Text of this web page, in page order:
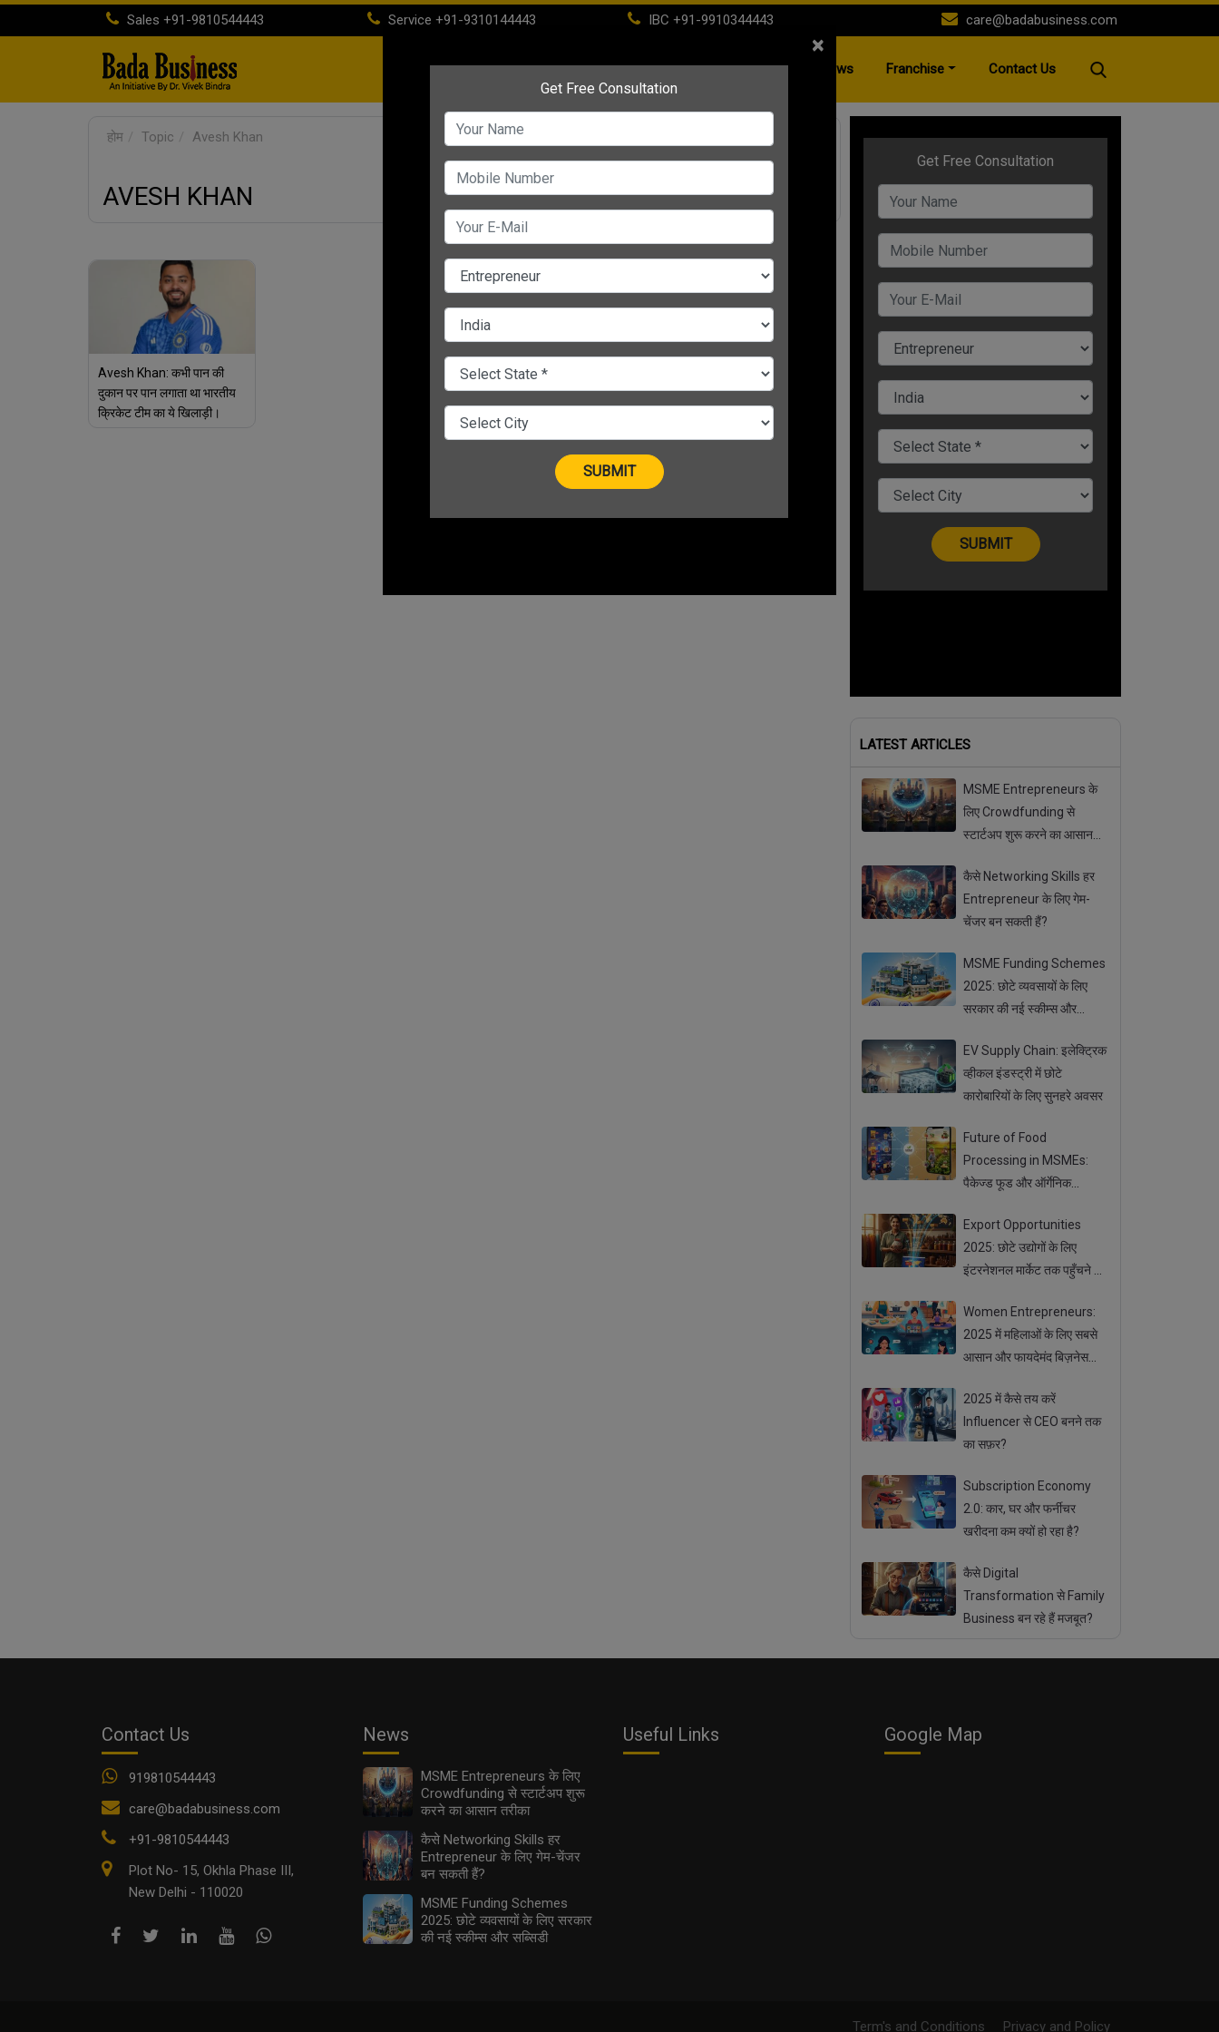
Sales +91-9810544443 Service +91-9310144443 IBC +91-9910344443 care@badabusiness.com
Home(current)About IBC PSC News Franchise Contact Us
होम Topic Avesh Khan
AVESH KHAN
Avesh Khan: कभी पान की
दुकान पर पान लगाता था भारतीय
क्रिकेट टीम का ये खिलाड़ी।
LATEST ARTICLES
MSME Entrepreneurs के
लिए Crowdfunding से
स्टार्टअप शुरू करने का आसान
कैसे Networking Skills हर
Entrepreneur के लिए गेम-
चेंजर बन सकती हैं?
MSME Funding Schemes
2025: छोटे व्यवसायों के लिए
सरकार की नई स्कीम्स और
EV Supply Chain: इलेक्ट्रिक
व्हीकल इंडस्ट्री में छोटे
कारोबारियों के लिए सुनहरे अवसर
Future of Food
Processing in MSMEs:
पैकेज्ड फूड और ऑर्गेनिक
Export Opportunities
2025: छोटे उद्योगों के लिए
इंटरनेशनल मार्केट तक पहुँचने के
Women Entrepreneurs:
2025 में महिलाओं के लिए सबसे
आसान और फायदेमंद बिज़नेस
2025 में कैसे तय करें
Influencer से CEO बनने तक
का सफ़र?
Subscription Economy
2.0: कार, घर और फर्नीचर
खरीदना कम क्यों हो रहा है?
कैसे Digital
Transformation से Family
Business बन रहे हैं मजबूत?
×
Contact Us
919810544443
care@badabusiness.com
+91-9810544443
Plot No- 15, Okhla Phase III,
New Delhi - 110020
News
MSME Entrepreneurs के लिए
Crowdfunding से स्टार्टअप शुरू
करने का आसान तरीका
कैसे Networking Skills हर
Entrepreneur के लिए गेम-चेंजर
बन सकती हैं?
MSME Funding Schemes
2025: छोटे व्यवसायों के लिए सरकार
की नई स्कीम्स और सब्सिडी
Useful Links Google Map
Term's and Conditions Privacy and Policy